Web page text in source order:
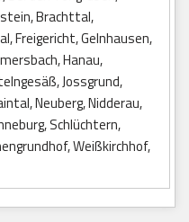
Brachttal,
Freigericht, Gelnhausen,
Hanau,
Jossgrund,
Neuberg, Nidderau,
Schlüchtern,
Weißkirchhof,